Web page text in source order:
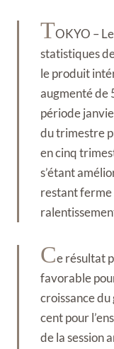
TOKYO –
statistiques
le produit
augmenté de
période
du trimestre
en cinq
s’étant
restant ferme
Ce résultat
favorable
croissance
cent pour
de la session